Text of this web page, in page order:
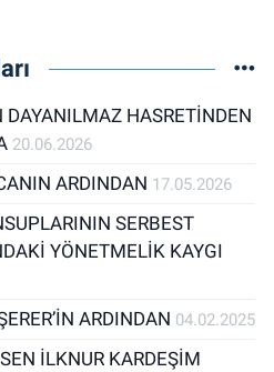
HASRETİNDEN
20.06.2026
ARDINDAN 17.05.2026
SERBEST
YÖNETMELİK KAYGI
ARDINDAN 04.02.2025
İLKNUR KARDEŞİM